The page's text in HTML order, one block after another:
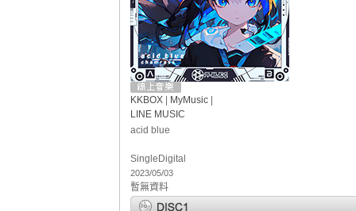
KKBOX| MyMusic|
LINE MUSIC
acid blue
Single Digital
2023/05/03
暫無資料